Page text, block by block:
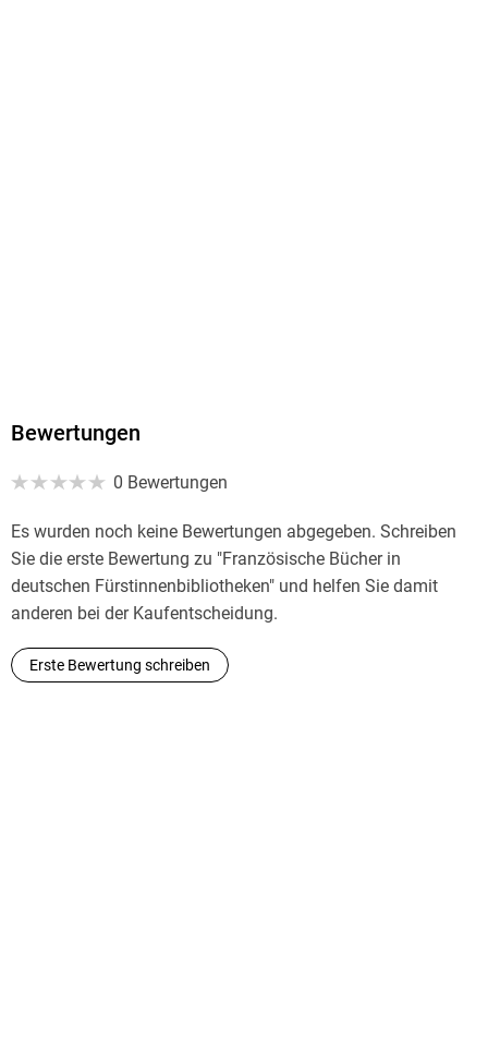
Bewertungen
0 Bewertungen
Es wurden noch keine Bewertungen abgegeben. Schreiben
Sie die erste Bewertung zu "Französische Bücher in
deutschen Fürstinnenbibliotheken" und helfen Sie damit
anderen bei der Kaufentscheidung.
Erste Bewertung schreiben